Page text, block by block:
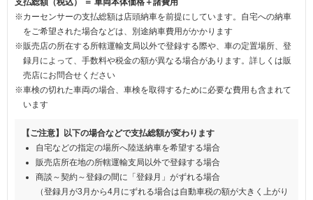
※カーセンサーの支払総額は店頭納車を前提にしています。自宅への納車
をご希望された場合などは、別途納車費用がかかります
※販売店の所在する所轄運輸支局以外で登録する際や、車の定置場所、登
録月によって、手数料や税金の額が異なる場合があります。詳しくは販
売店にお問合せください
※車検の切れた車両の場合、車検を取得するために必要な費用も含まれて
います
【ご注意】以下の場合などで支払総額が変わります
自宅などの指定の場所へ陸送納車を希望する場合
販売店所在地の所轄運輸支局以外で登録する場合
商談～契約～登録の間に「登録月」がずれる場合
（登録月が3月から4月にずれる場合は自動車税の額が大きく上がり